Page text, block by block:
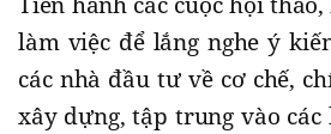
làm việc để lắng nghe ý
các nhà đầu tư về cơ chế,
xây dựng, tập trung vào